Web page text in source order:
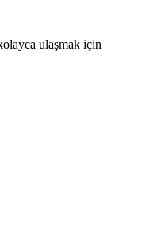
ulaşmak için